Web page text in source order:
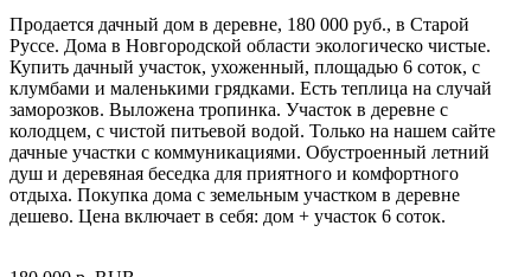
Продается дачный дом в деревне, 180 000 руб., в Старой
Руссе. Дома в Новгородской области экологическо чистые.
Купить дачный участок, ухоженный, площадью 6 соток, с
клумбами и маленькими грядками. Есть теплица на случай
заморозков. Выложена тропинка. Участок в деревне с
колодцем, с чистой питьевой водой. Только на нашем сайте
дачные участки с коммуникациями. Обустроенный летний
душ и деревяная беседка для приятного и комфортного
отдыха. Покупка дома с земельным участком в деревне
дешево. Цена включает в себя: дом + участок 6 соток.